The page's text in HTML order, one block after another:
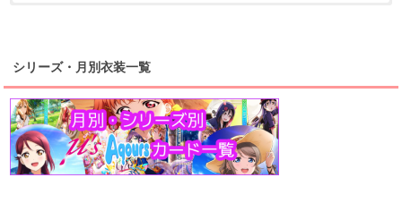
桜内梨子 高海千歌 渡辺曜
浦の星女学院1年生
上原歩夢 宮下愛 優木せつ菜
虹ヶ咲学園1年生
シリーズ・月別衣装一覧